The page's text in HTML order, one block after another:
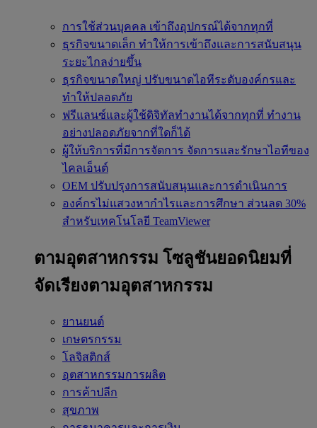
การใช้ส่วนบุคคล เข้าถึงอุปกรณ์ได้จากทุกที่
ธุรกิจขนาดเล็ก ทำให้การเข้าถึงและการสนับสนุน
ระยะไกลง่ายขึ้น
ธุรกิจขนาดใหญ่ ปรับขนาดไอทีระดับองค์กรและ
ทำให้ปลอดภัย
ฟรีแลนซ์และผู้ใช้ดิจิทัลทำงานได้จากทุกที่ ทำงาน
อย่างปลอดภัยจากที่ใดก็ได้
ผู้ให้บริการที่มีการจัดการ จัดการและรักษาไอทีของ
ไคลเอ็นต์
OEM ปรับปรุงการสนับสนุนและการดำเนินการ
องค์กรไม่แสวงหากำไรและการศึกษา ส่วนลด 30%
สำหรับเทคโนโลยี TeamViewer
ตามอุตสาหกรรม โซลูชันยอดนิยมที่
จัดเรียงตามอุตสาหกรรม
ยานยนต์
เกษตรกรรม
โลจิสติกส์
อุตสาหกรรมการผลิต
การค้าปลีก
สุขภาพ